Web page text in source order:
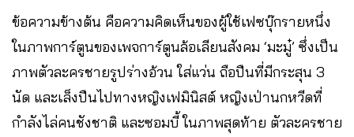
ข้อความข้างต้น คือความคิดเห็นของผู้ใช้เฟซบุ๊กรายหนึ่ง
ในภาพการ์ตูนของเพจการ์ตูนล้อเลียนสังคม ‘มะมู๋’ ซึ่งเป็น
ภาพตัวละครชายรูปร่างอ้วน ใส่แว่น ถือปืนที่มีกระสุน 3
นัด และเล็งปืนไปทางหญิงเฟมินิสต์ หญิงเป่านกหวีดที่
กำลังไล่คนชังชาติ และซอมบี้ ในภาพสุดท้าย ตัวละครชาย